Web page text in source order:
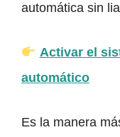
automática sin
Activar el
automático
Es la manera